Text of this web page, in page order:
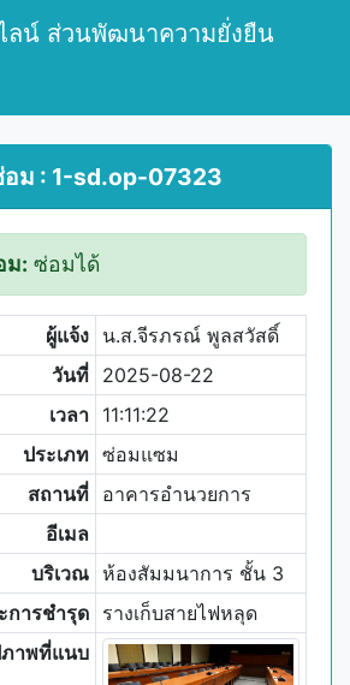
ลน์ ส่วนพัฒนาความยั่งยืน
อม : 1-sd.op-07323
ม: ซ่อมได้
ผู้แจ้ง น.ส.จีรภรณ์ พูลสวัสดิ์
วันที่ 2025-08-22
เวลา 11:11:22
ประเภท ซ่อมแซม
สถานที่ อาคารอำนวยการ
อีเมล
บริเวณ ห้องสัมมนาการ ชั้น 3
ารชำรุด
รางเก็บสายไฟหลุด
าพที่แนบ